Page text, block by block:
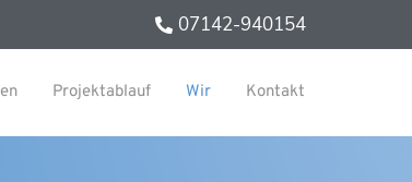
07142-940154
Projektablauf Wir Kontakt